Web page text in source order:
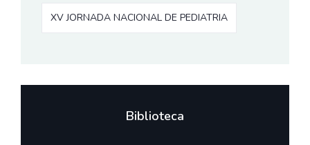
XV JORNADA NACIONAL DE PEDIATRIA
Biblioteca